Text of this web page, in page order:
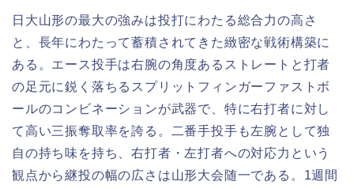
日大山形の最大の強みは投打にわたる総合力の高さ
と、長年にわたって蓄積されてきた緻密な戦術構築に
ある。エース投手は右腕の角度あるストレートと打者
の足元に鋭く落ちるスプリットフィンガーファストボ
ールのコンビネーションが武器で、特に右打者に対し
て高い三振奪取率を誇る。二番手投手も左腕として独
自の持ち味を持ち、右打者・左打者への対応力という
観点から継投の幅の広さは山形大会随一である。1週間